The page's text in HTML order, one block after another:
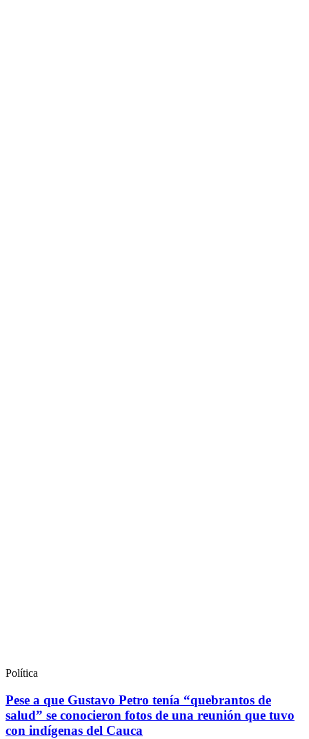
Política
Pese a que Gustavo Petro tenía “quebrantos de
salud” se conocieron fotos de una reunión que tuvo
con indígenas del Cauca